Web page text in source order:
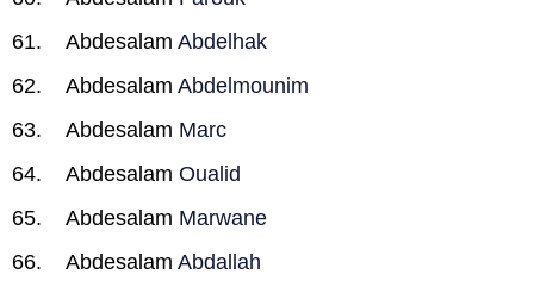
Abdesalam Abdelhak
Abdesalam Abdelmounim
Abdesalam Marc
Abdesalam Oualid
Abdesalam Marwane
Abdesalam Abdallah